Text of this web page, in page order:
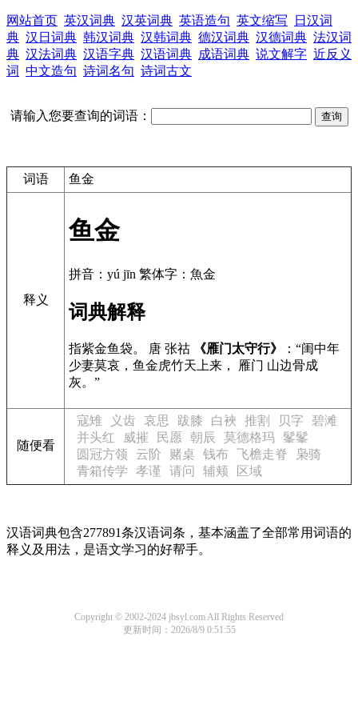
网站首页 英汉词典 汉英词典 英语造句 英文缩写
日汉词
典 汉日词典 韩汉词典 汉韩词典 德汉词典 汉德词典 法汉词
典 汉法词典 汉语字典 汉语词典 成语词典 说文解字 近反义
词 中文造句 诗词名句 诗词古文
请输入您要查询的词语：
词语 鱼金
释义
鱼金
拼音：yú jīn 繁体字：魚金
词典解释
指紫金鱼袋。 唐 张祜 《雁门太守行》
：“闺中年
少妻莫哀，鱼金虎竹天上来， 雁门 山边骨成
灰。”
随便看
寇雉 义齿 哀思 跋膝 白裌 推割 贝字
碧滩
并头红
威摧 民愿 朝辰 莫德格玛 髼髼
圆冠方领
云阶 赌桌 钱布 飞檐走脊
枭骑
青箱传学
孝谨 请问 辅颊 区域
汉语词典包含277891条汉语词条，基本涵盖了全部常用词语的
释义及用法，是语文学习的好帮手。
Copyright © 2002-2024 jbsyl.com All Rights Reserved
更新时间：2026/8/9 0:51:55